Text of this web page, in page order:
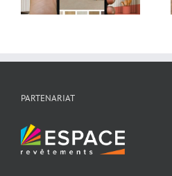
PARTENARIAT